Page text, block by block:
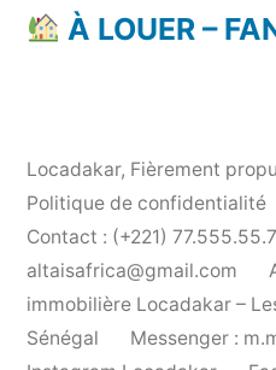
À LOUER –
Locadakar, Fièrement
Politique de confidentialité
Contact : (+221)
altaisafrica@gmail.com
immobilière Locadakar –
Sénégal
Messenger :